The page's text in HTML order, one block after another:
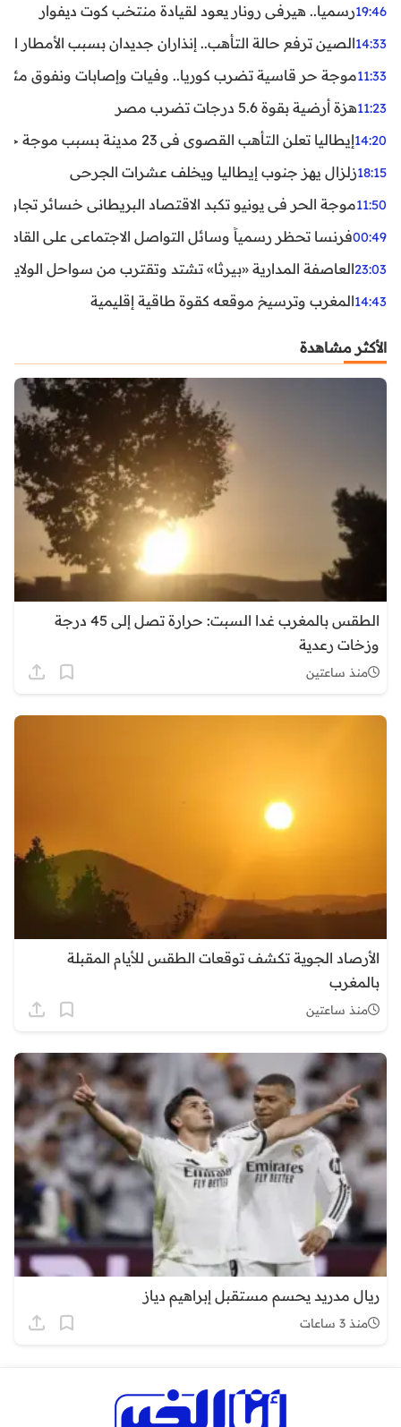
19:46رسميا.. هيرفي رونار يعود لقيادة منتخب كوت ديفوار
14:33الصين ترفع حالة التأهب.. إنذاران جديدان بسبب الأمطار
11:33موجة حر قاسية تضرب كوريا.. وفيات وإصابات ونفوق مئات
11:23هزة أرضية بقوة 5.6 درجات تضرب مصر
14:20إيطاليا تعلن التأهب القصوى في 23 مدينة بسبب موجة حر شديدة
18:15زلزال يهز جنوب إيطاليا ويخلف عشرات الجرحى
11:50موجة الحر في يونيو تكبد الاقتصاد البريطاني خسائر تجاوزت 1.5 مليار
00:49فرنسا تحظر رسمياً وسائل التواصل الاجتماعي على القاصرين
23:03العاصفة المدارية «بيرثا» تشتد وتقترب من سواحل
14:43المغرب وترسيخ موقعه كقوة طاقية إقليمية
الأكثر مشاهدة
الطقس بالمغرب غدا السبت: حرارة تصل إلى 45 درجة
وزخات رعدية
منذ ساعتين
الأرصاد الجوية تكشف توقعات الطقس للأيام المقبلة
بالمغرب
منذ ساعتين
ريال مدريد يحسم مستقبل إبراهيم دياز
منذ 3 ساعات